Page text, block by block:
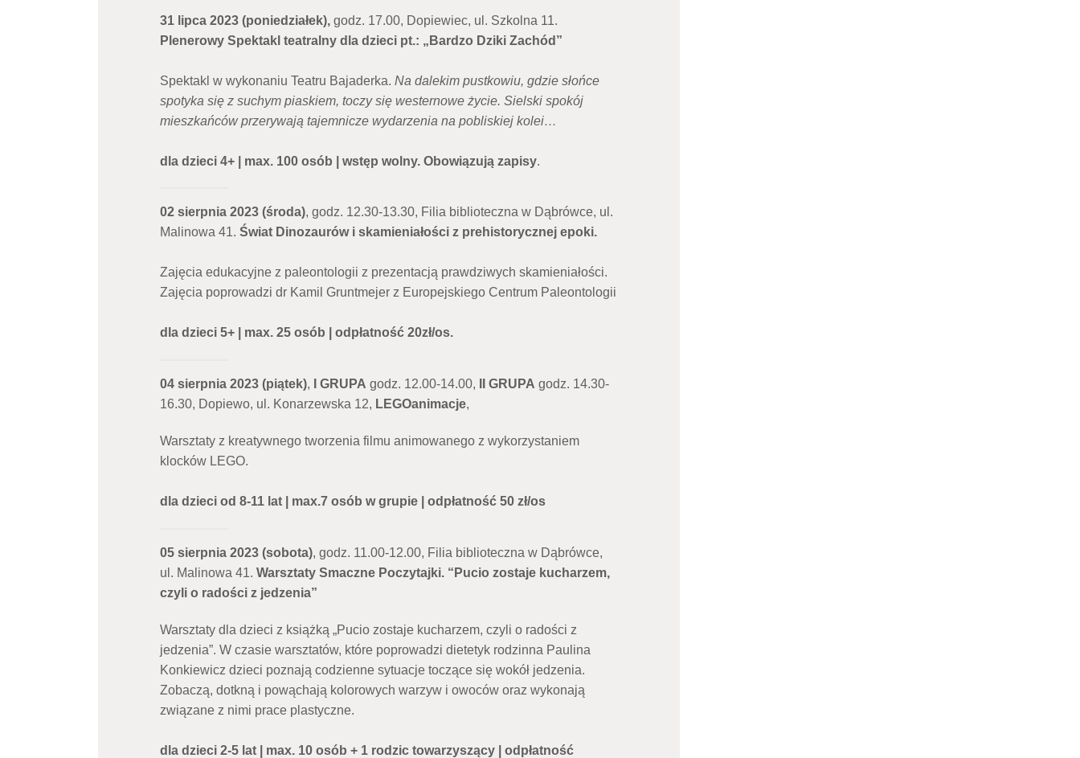
31 lipca 2023 (poniedziałek), godz. 17.00, Dopiewiec, ul. Szkolna 11.
Plenerowy Spektakl teatralny dla dzieci pt.: „Bardzo Dziki Zachód”
Spektakl w wykonaniu Teatru Bajaderka. Na dalekim pustkowiu, gdzie słońce
spotyka się z suchym piaskiem, toczy się westernowe życie. Sielski spokój
mieszkańców przerywają tajemnicze wydarzenia na pobliskiej kolei…
dla dzieci 4+ | max. 100 osób | wstęp wolny. Obowiązują zapisy.
02 sierpnia 2023 (środa), godz. 12.30-13.30, Filia biblioteczna w Dąbrówce, ul.
Malinowa 41. Świat Dinozaurów i skamieniałości z prehistorycznej epoki.
Zajęcia edukacyjne z paleontologii z prezentacją prawdziwych skamieniałości.
Zajęcia poprowadzi dr Kamil Gruntmejer z Europejskiego Centrum Paleontologii
dla dzieci 5+ | max. 25 osób | odpłatność 20zł/os.
04 sierpnia 2023 (piątek), I GRUPA godz. 12.00-14.00, II GRUPA godz. 14.30-
16.30, Dopiewo, ul. Konarzewska 12, LEGOanimacje,
Warsztaty z kreatywnego tworzenia filmu animowanego z wykorzystaniem
klocków LEGO.
dla dzieci od 8-11 lat | max.7 osób w grupie | odpłatność 50 zł/os
05 sierpnia 2023 (sobota), godz. 11.00-12.00, Filia biblioteczna w Dąbrówce,
ul. Malinowa 41. Warsztaty Smaczne Poczytajki. “Pucio zostaje kucharzem,
czyli o radości z jedzenia”
Warsztaty dla dzieci z książką „Pucio zostaje kucharzem, czyli o radości z
jedzenia”. W czasie warsztatów, które poprowadzi dietetyk rodzinna Paulina
Konkiewicz dzieci poznają codzienne sytuacje toczące się wokół jedzenia.
Zobaczą, dotkną i powąchają kolorowych warzyw i owoców oraz wykonają
związane z nimi prace plastyczne.
dla dzieci 2-5 lat | max. 10 osób + 1 rodzic towarzyszący | odpłatność